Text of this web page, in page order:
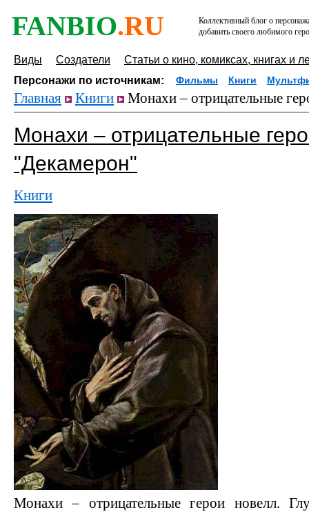
FANBIO.RU
Коллективный блог о
добавить своего любимого
Виды Создатели
Статьи о кино, комиксах, книгах и
Персонажи по источникам:
Фильмы Книги
Главная Книги Монахи – отрицательные
Монахи – отрицательные
"Декамерон"
Книги
Монахи – отрицательные герои новелл.